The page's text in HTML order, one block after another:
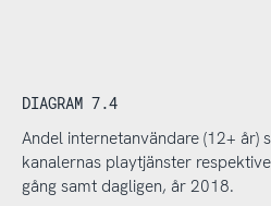
DIAGRAM 7.4
Andel internetanvändare (12+ år)
kanalernas playtjänster
gång samt dagligen, år 2018.